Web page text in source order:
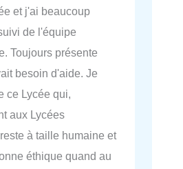
et j'ai beaucoup
de l'équipe
Toujours présente
besoin d'aide. Je
ce Lycée qui,
aux Lycées
à taille humaine et
éthique quand au